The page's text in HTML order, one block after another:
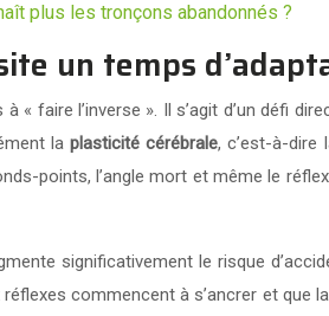
plus les tronçons abandonnés ?
un temps
« faire l’inverse ». Il s’agit d’un défi
laplasticité cérébrale, c’est-à-dire
points, l’angle mort et même le
significativement le risque
commencent à s’ancrer et que